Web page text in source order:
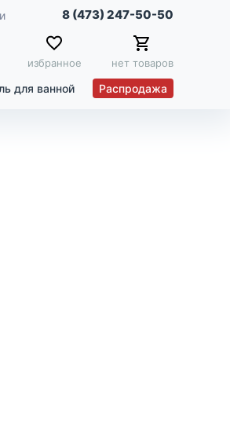
8 (473) 247-50-50
избранное нет товаров
для ванной Распродажа